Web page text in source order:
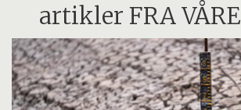
artikler FRA